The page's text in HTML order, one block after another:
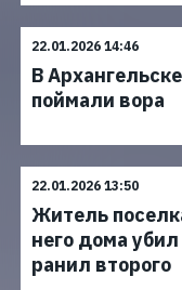
22.01.2026 14:46
В
поймали вора
22.01.2026 13:50
Житель
него дома
ранил второго